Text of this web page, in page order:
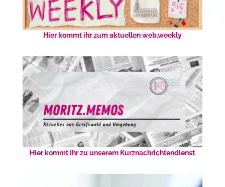
Hier kommt ihr zum aktuellen web.weekly
Hier kommt ihr zu unserem Kurznachrichtendienst